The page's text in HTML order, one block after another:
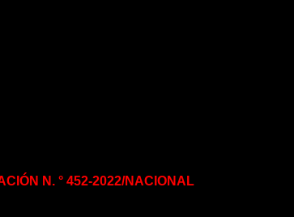
N. ° 452-2022/NACIONAL